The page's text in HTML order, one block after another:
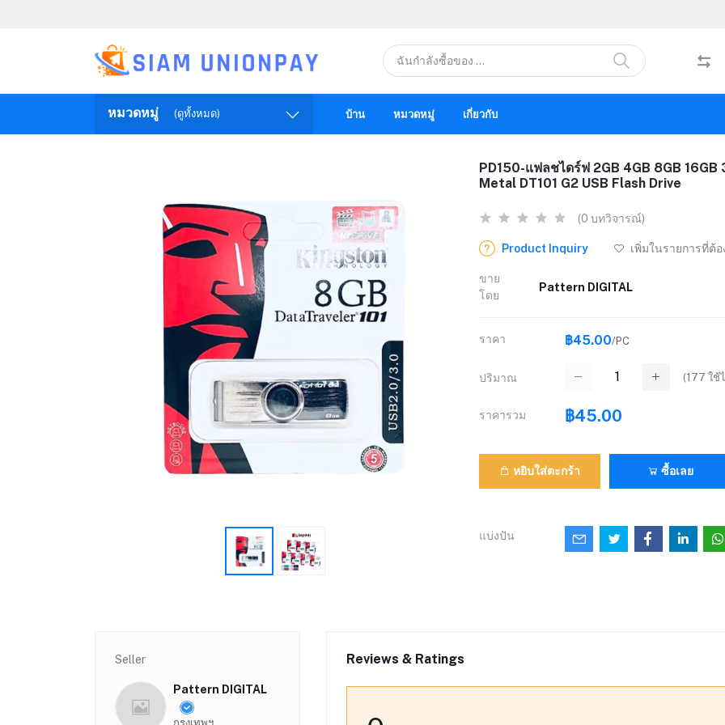
หมวดหมู่ (ดูทั้งหมด) บ้าน หมวดหมู่ เกี่ยวกับ
PD150-แฟลชไดร์ฟ 2GB 4GB 8GB
Metal DT101 G2 USB Flash Drive
(0 บทวิจารณ์)
Product Inquiry เพิ่มในรายการที่ต้อ
ขาย
โดย
Pattern DIGITAL
ราคา ฿45.00/PC
ปริมาณ (177 ใช้
ราคารวม ฿45.00
หยิบใส่ตะกร้า ซื้อเลย
แบ่งปัน
Seller
Pattern DIGITAL
Reviews & Ratings